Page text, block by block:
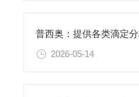
2026-05-14